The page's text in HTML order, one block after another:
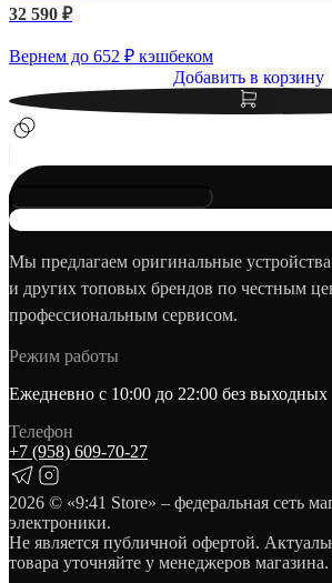
32 590 ₽
Вернем до 652 ₽ кэшбеком
Добавить в корзину
Мы предлагаем оригинальные
и других топовых брендов по честным
профессиональным сервисом.
Режим работы
Ежедневно с 10:00 до 22:00 без выходных
Телефон
+7 (958) 609‑70‑27
2026 © «9:41 Store» – федеральная сеть
электроники.
Не является публичной офертой.
товара уточняйте у менеджеров магазина.